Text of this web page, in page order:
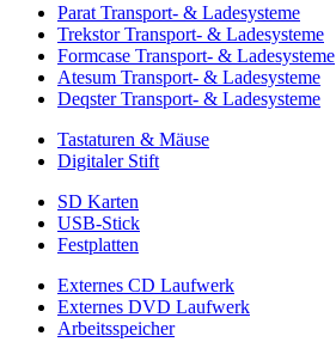
Parat Transport- & Ladesysteme
Trekstor Transport- & Ladesysteme
Formcase Transport- & Ladesysteme
Atesum Transport- & Ladesysteme
Deqster Transport- & Ladesysteme
Tastaturen & Mäuse
Digitaler Stift
SD Karten
USB-Stick
Festplatten
Externes CD Laufwerk
Externes DVD Laufwerk
Arbeitsspeicher